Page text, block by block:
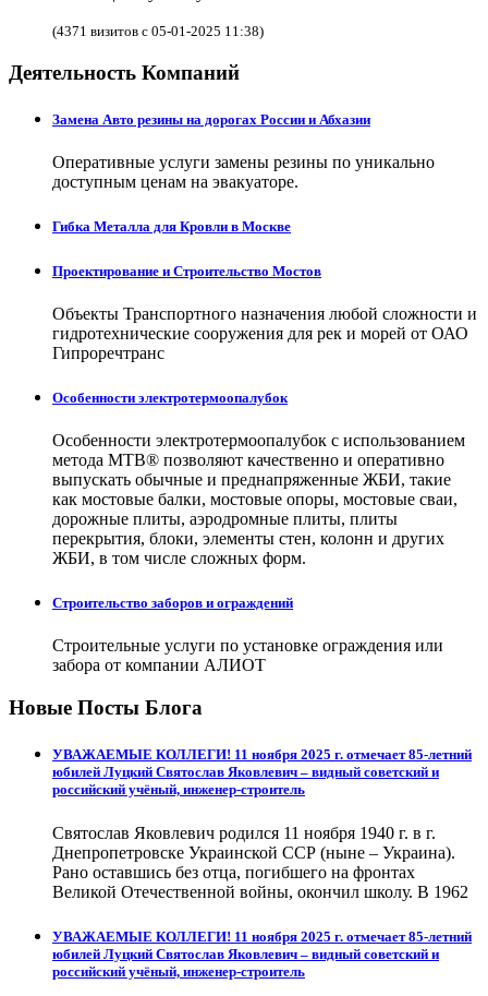
(4371 визитов с 05-01-2025 11:38)
Деятельность Компаний
Замена Авто резины на дорогах России и Абхазии
Оперативные услуги замены резины по уникально
доступным ценам на эвакуаторе.
Гибка Металла для Кровли в Москве
Проектирование и Строительство Мостов
Объекты Транспортного назначения любой сложности и
гидротехнические сооружения для рек и морей от ОАО
Гипроречтранс
Особенности электротермоопалубок
Особенности электротермоопалубок с использованием
метода МТВ® позволяют качественно и оперативно
выпускать обычные и преднапряженные ЖБИ, такие
как мостовые балки, мостовые опоры, мостовые сваи,
дорожные плиты, аэродромные плиты, плиты
перекрытия, блоки, элементы стен, колонн и других
ЖБИ, в том числе сложных форм.
Строительство заборов и ограждений
Строительные услуги по установке ограждения или
забора от компании АЛИОТ
Новые Посты Блога
УВАЖАЕМЫЕ КОЛЛЕГИ! 11 ноября 2025 г. отмечает 85-летний
юбилей Луцкий Святослав Яковлевич – видный советский и
российский учёный, инженер-строитель
Святослав Яковлевич родился 11 ноября 1940 г. в г.
Днепропетровске Украинской ССР (ныне – Украина).
Рано оставшись без отца, погибшего на фронтах
Великой Отечественной войны, окончил школу. В 1962
УВАЖАЕМЫЕ КОЛЛЕГИ! 11 ноября 2025 г. отмечает 85-летний
юбилей Луцкий Святослав Яковлевич – видный советский и
российский учёный, инженер-строитель